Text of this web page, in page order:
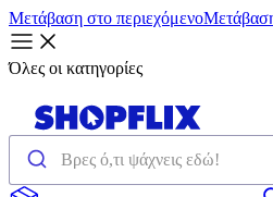
Μετάβαση στο περιεχόμενο
Όλες οι κατηγορίες